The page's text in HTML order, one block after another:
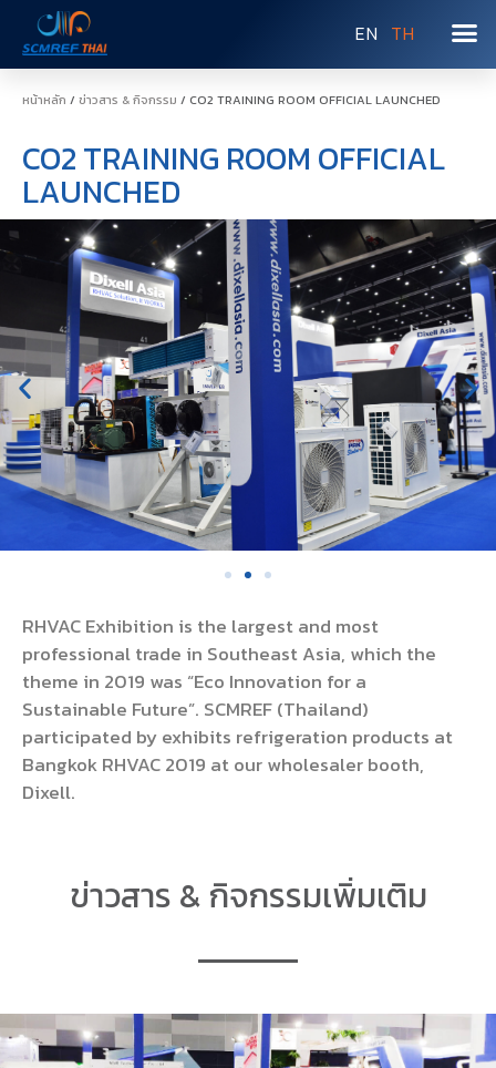
EN TH
หน้าหลัก / ข่าวสาร & กิจกรรม / CO2 TRAINING ROOM OFFICIAL LAUNCHED
CO2 TRAINING ROOM OFFICIAL
LAUNCHED
RHVAC Exhibition is the largest and most
professional trade in Southeast Asia, which the
theme in 2019 was “Eco Innovation for a
Sustainable Future”. SCMREF (Thailand)
participated by exhibits refrigeration products at
Bangkok RHVAC 2019 at our wholesaler booth,
Dixell.
ข่าวสาร & กิจกรรมเพิ่มเติม